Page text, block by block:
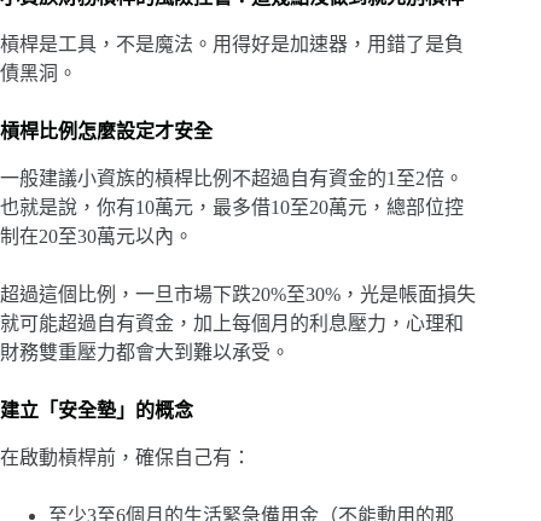
槓桿是工具，不是魔法。用得好是加速器，用錯了是負
債黑洞。
槓桿比例怎麼設定才安全
一般建議小資族的槓桿比例不超過自有資金的1至2倍。
也就是說，你有10萬元，最多借10至20萬元，總部位控
制在20至30萬元以內。
超過這個比例，一旦市場下跌20%至30%，光是帳面損失
就可能超過自有資金，加上每個月的利息壓力，心理和
財務雙重壓力都會大到難以承受。
建立「安全墊」的概念
在啟動槓桿前，確保自己有：
至少3至6個月的生活緊急備用金（不能動用的那